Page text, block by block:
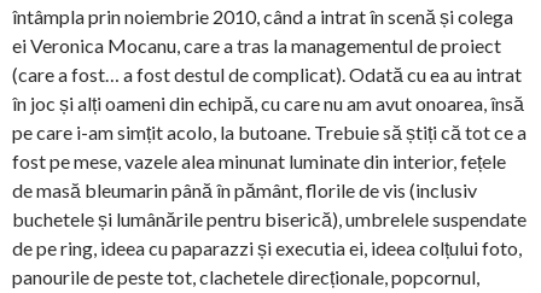
întâmpla prin noiembrie 2010, când a intrat în scenă și colega
ei Veronica Mocanu, care a tras la managementul de proiect
(care a fost… a fost destul de complicat). Odată cu ea au intrat
în joc și alți oameni din echipă, cu care nu am avut onoarea, însă
pe care i-am simțit acolo, la butoane. Trebuie să știți că tot ce a
fost pe mese, vazele alea minunat luminate din interior, fețele
de masă bleumarin până în pământ, florile de vis (inclusiv
buchetele și lumânările pentru biserică), umbrelele suspendate
de pe ring, ideea cu paparazzi și executia ei, ideea colțului foto,
panourile de peste tot, clachetele direcționale, popcornul,